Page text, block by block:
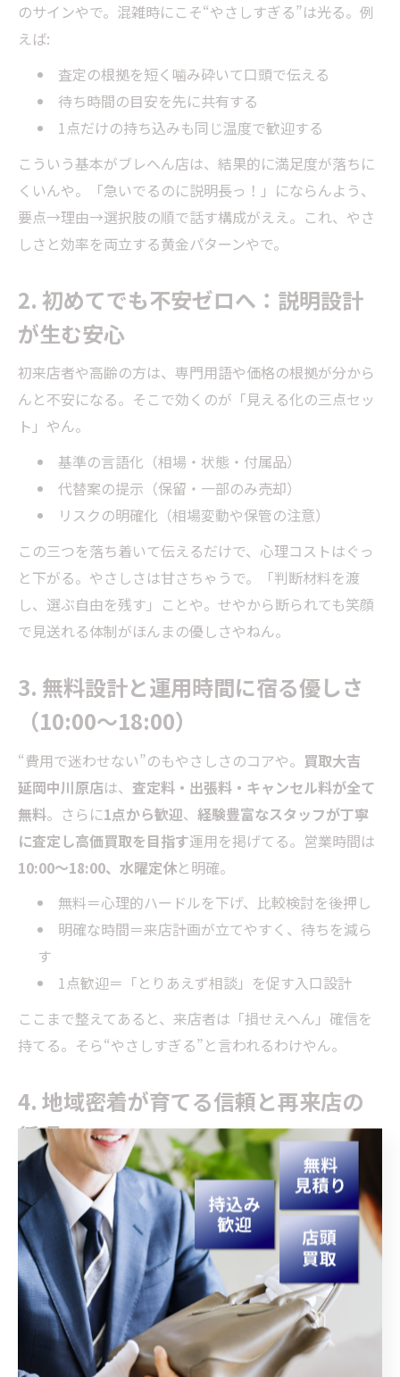
のサインやで。混雑時にこそ“やさしすぎる”は光る。例
えば:
査定の根拠を短く噛み砕いて口頭で伝える
待ち時間の目安を先に共有する
1点だけの持ち込みも同じ温度で歓迎する
こういう基本がブレへん店は、結果的に満足度が落ちに
くいんや。「急いでるのに説明長っ！」にならんよう、
要点→理由→選択肢の順で話す構成がええ。これ、やさ
しさと効率を両立する黄金パターンやで。
2. 初めてでも不安ゼロへ：説明設計
が生む安心
初来店者や高齢の方は、専門用語や価格の根拠が分から
んと不安になる。そこで効くのが「見える化の三点セッ
ト」やん。
基準の言語化（相場・状態・付属品）
代替案の提示（保留・一部のみ売却）
リスクの明確化（相場変動や保管の注意）
この三つを落ち着いて伝えるだけで、心理コストはぐっ
と下がる。やさしさは甘さちゃうで。「判断材料を渡
し、選ぶ自由を残す」ことや。せやから断られても笑顔
で見送れる体制がほんまの優しさやねん。
3. 無料設計と運用時間に宿る優しさ
（10:00～18:00）
“費用で迷わせない”のもやさしさのコアや。 買取大吉
延岡中川原店は、 査定料・出張料・キャンセル料が全て
無料。さらに1点から歓迎、 経験豊富なスタッフが丁寧
に査定し高価買取を目指す運用を掲げてる。営業時間は
10:00～18:00、水曜定休と明確。
無料＝心理的ハードルを下げ、比較検討を後押し
明確な時間＝来店計画が立てやすく、待ちを減ら
す
1点歓迎＝「とりあえず相談」を促す入口設計
ここまで整えてあると、来店者は「損せえへん」確信を
持てる。そら“やさしすぎる”と言われるわけやん。
4. 地域密着が育てる信頼と再来店の
循環
口コミで「店長がやさしすぎる」と広がる背景には、延
岡の生活圏と店舗の距離の近さがある。顔を合わせる頻
度が高い地域では、対応の一貫性が信頼を積み上げる最
大の通貨や。ブログに実績日が並ぶのは“日々の積み上
げ”の可視化。結果、
まず相談→保留→別日に再来店
家族や友人の紹介→品目拡大（貴金属・時計・金
券ほか）